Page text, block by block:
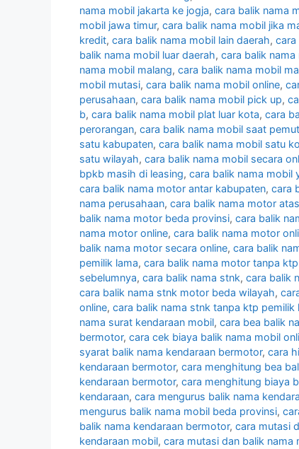
nama mobil jakarta ke jogja, cara balik nama
mobil jawa timur, cara balik nama mobil jika
kredit, cara balik nama mobil lain daerah, cara
balik nama mobil luar daerah, cara balik
nama mobil malang, cara balik nama mobil
mobil mutasi, cara balik nama mobil online,
perusahaan, cara balik nama mobil pick up,
b, cara balik nama mobil plat luar kota, cara
perorangan, cara balik nama mobil saat
satu kabupaten, cara balik nama mobil satu
satu wilayah, cara balik nama mobil secara
bpkb masih di leasing, cara balik nama mobil
cara balik nama motor antar kabupaten, cara
nama perusahaan, cara balik nama motor
balik nama motor beda provinsi, cara balik
nama motor online, cara balik nama motor
balik nama motor secara online, cara balik
pemilik lama, cara balik nama motor tanpa
sebelumnya, cara balik nama stnk, cara balik
cara balik nama stnk motor beda wilayah,
online, cara balik nama stnk tanpa ktp pemilik
nama surat kendaraan mobil, cara bea balik
bermotor, cara cek biaya balik nama mobil
syarat balik nama kendaraan bermotor, cara
kendaraan bermotor, cara menghitung bea
kendaraan bermotor, cara menghitung biaya
kendaraan, cara mengurus balik nama
mengurus balik nama mobil beda provinsi,
balik nama kendaraan bermotor, cara mutasi
kendaraan mobil, cara mutasi dan balik nama